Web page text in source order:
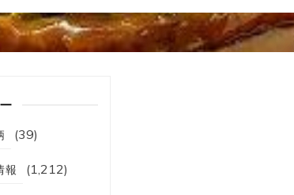
(39)
報 (1,212)